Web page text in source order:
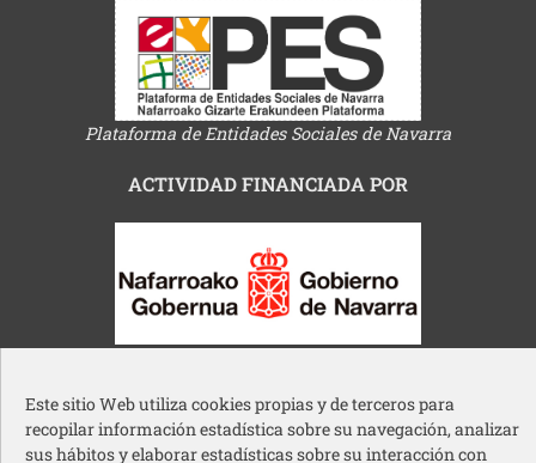
Este sitio Web utiliza cookies propias y de terceros para
recopilar información estadística sobre su navegación, analizar
sus hábitos y elaborar estadísticas sobre su interacción con
Plataforma de Entidades Sociales de Navarra
ACTIVIDAD FINANCIADA POR